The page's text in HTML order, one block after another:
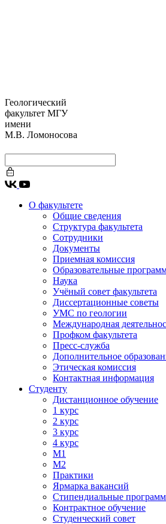
Геологический
факультет МГУ
имени
М.В. Ломоносова
О факультете
Общие сведения
Структура факультета
Сотрудники
Документы
Приемная комиссия
Образовательные
Наука
Учёный совет факультета
Диссертационные советы
УМС по геологии
Международная
Профком факультета
Пресс-служба
Дополнительное
Этическая комиссия
Контактная информация
Студенту
Дистанционное обучение
1 курс
2 курс
3 курс
4 курс
М1
М2
Практики
Ярмарка вакансий
Стипендиальные
Контрактное обучение
Студенческий совет